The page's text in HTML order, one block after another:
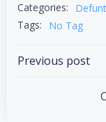
Categories:
Tags:
No Tag
Post
Previous post